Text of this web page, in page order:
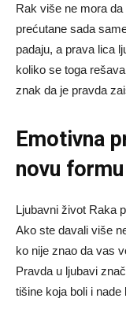
Rak više ne mora
prećutane sada
padaju, a prava lica
koliko se toga
znak da je pravda
Emotivna
novu formu
Ljubavni život Raka
Ako ste davali više
ko nije znao da vas
Pravda u ljubavi
tišine koja boli i